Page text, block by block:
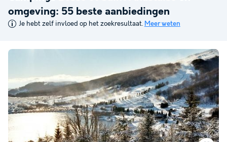
omgeving: 55 beste aanbiedingen
Je hebt zelf invloed op het zoekresultaat. Meer weten